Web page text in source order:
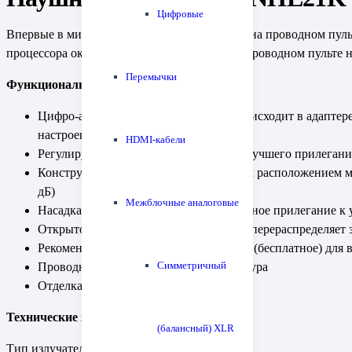
Цифровые
Перемычки
HDMI-кабели
Межблочные аналоговые
Симметричный
(балансный) XLR
Впервые в мире — регулировка эквалайзера на проводном
процессора окружающего звука кнопкой на проводном
Функциональные особенности:
Цифро-аналоговое преобразование происходит в
настроек под данный тип наушников
Регулируемое положение насадки для лучшего
Конструкция High-MFD с фронтальным расположением
дБ)
Насадка Deep Mount обеспечивает плотное прилегание
Открытое низкочастотное оформление
Рекомендуем приложение NePlayer Lite (бесплатное) для
Проводной пульт, микрофонная гарнитура
Отделка черная
Технические характеристики
Тип излучателя: динамик